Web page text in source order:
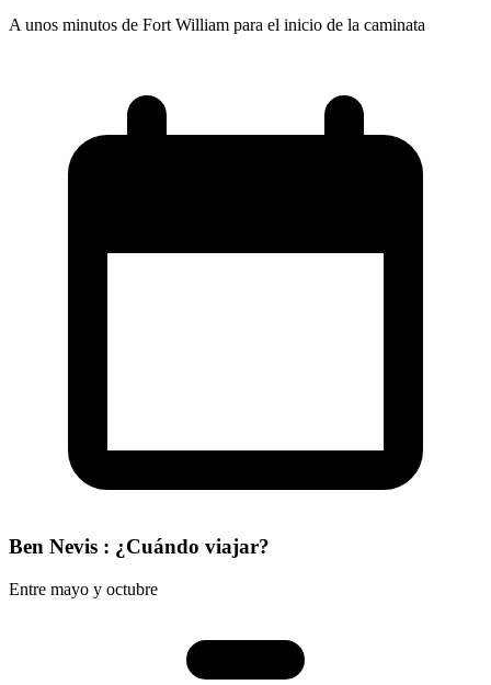
A unos minutos de Fort William para el inicio de la caminata
Ben Nevis : ¿Cuándo viajar?
Entre mayo y octubre